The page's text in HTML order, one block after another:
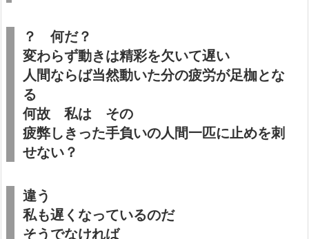
？ 何だ？
変わらず動きは精彩を欠いて遅い
人間ならば当然動いた分の疲労が足枷とな
る
何故 私は その
疲弊しきった手負いの人間一匹に止めを刺
せない？
違う
私も遅くなっているのだ
そうでなければ